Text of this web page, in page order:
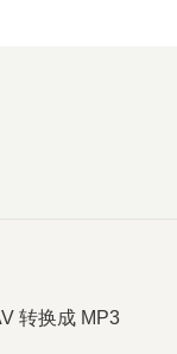
转换成 MP3